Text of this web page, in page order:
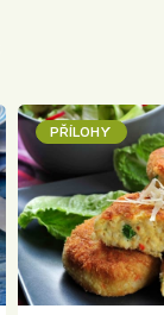
PŘÍLOHY